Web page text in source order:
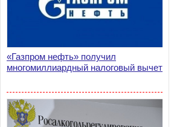
«Газпром нефть» получил
многомиллиардный налоговый вычет